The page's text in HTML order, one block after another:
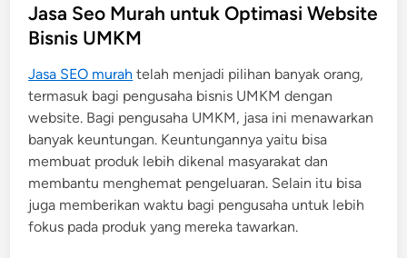
t
d
i
n
Jasa Seo Murah untuk Optimasi Website
Bisnis UMKM
Jasa SEO murah telah menjadi pilihan banyak orang,
termasuk bagi pengusaha bisnis UMKM dengan
website. Bagi pengusaha UMKM, jasa ini menawarkan
banyak keuntungan. Keuntungannya yaitu bisa
membuat produk lebih dikenal masyarakat dan
membantu menghemat pengeluaran. Selain itu bisa
juga memberikan waktu bagi pengusaha untuk lebih
fokus pada produk yang mereka tawarkan.